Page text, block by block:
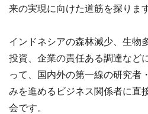
来の実現に向けた道筋を探ります
インドネシアの森林減少、生物
投資、企業の責任ある調達など
って、国内外の第一線の研究者
みを進めるビジネス関係者に直
会です。